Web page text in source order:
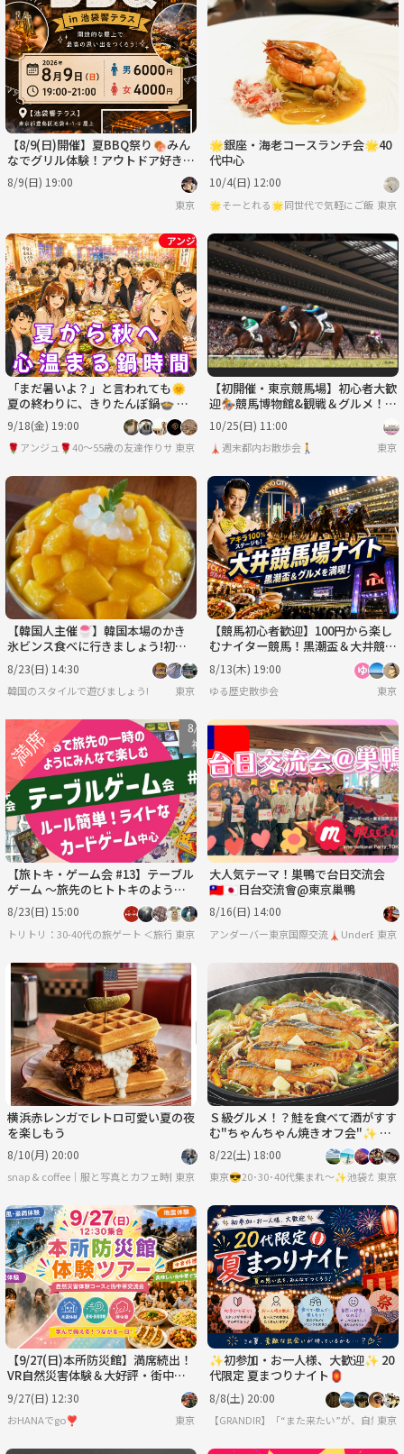
【8/9(日)開催】夏BBQ祭り🍖みん
なでグリル体験！アウトドア好き限
定・毎回満席✨
8/9(日) 19:00
東京
🌟銀座・海老コースランチ会🌟40
代中心
10/4(日) 12:00
🌟そーとれる🌟同世代で気軽にご飯会東京
「まだ暑いよ？」と言われても🌞
夏の終わりに、きりたんぽ鍋🍲 🎐
初参加大歓迎♪ 40代～50代中盤
9/18(金) 19:00
🌹アンジュ🌹40～55歳の友達作りサークル
東京
【初開催・東京競馬場】初心者大歓
迎🏇競馬博物館&観戦＆グルメ！競
馬場を楽しもう🐎
10/25(日) 11:00
🗼週末都内お散歩会🚶 東京
【韓国人主催🍧】韓国本場のかき
氷ビンス食べに行きましょう!初参
加・グルメ仲間歓迎✨
8/23(日) 14:30
韓国のスタイルで遊びましょう! 東京
【競馬初心者歓迎】100円から楽し
むナイター競馬！黒潮盃＆大井競馬
場グルメを満喫
8/13(木) 19:00
ゆる歴史散歩会 東京
【旅トキ・ゲーム会 #13】テーブル
ゲーム 〜旅先のヒトトキのように
みんなでまったりカードゲーム・ボ
ドゲ〜
8/23(日) 15:00
トリトリ：30-40代の旅ゲート ＜旅行・世界のグルメ・謎解き・新たな体験＞
東京
大人気テーマ！巣鴨で台日交流会
🇹🇼🇯🇵日台交流會@東京巢鴨
8/16(日) 14:00
アンダーバー東京国際交流🗼UnderBar東京
横浜赤レンガでレトロ可愛い夏の夜
を楽しもう
8/10(月) 20:00
snap & coffee｜服と写真とカフェ時間東京
Ｓ級グルメ！？鮭を食べて酒がすす
む"ちゃんちゃん焼きオフ会"✨ 友
達の輪を広げよう ❥ お初さん大歓
迎♪
8/22(土) 18:00
東京
【9/27(日)本所防災館】満席続出！
VR自然災害体験＆大好評・街中華
グルメ交流会🍜🌟
9/27(日) 12:30
おHANAでgo❣️ 東京
✨初参加・お一人様、大歓迎✨ 20
代限定 夏まつりナイト🏮
8/8(土) 20:00
【GRANDIR】「“また来たい”が、自然と
東京